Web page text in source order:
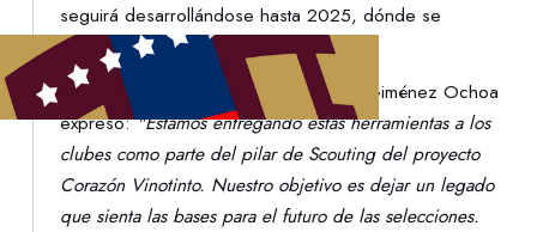
seguirá desarrollándose hasta 2025, dónde se
consolidará el proyecto.
El presidente de la FVF, Jorge Andrés Giménez Ochoa
expresó:"Estamos entregando estas herramientas a los
clubes como parte del pilar de Scouting del proyecto
Corazón Vinotinto. Nuestro objetivo es dejar un legado
que sienta las bases para el futuro de las selecciones.